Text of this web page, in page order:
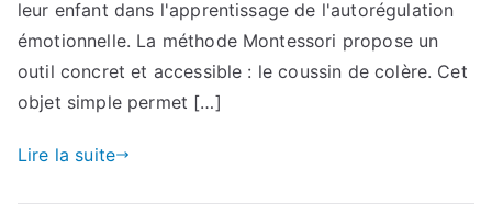
leur enfant dans l'apprentissage de l'autorégulation
émotionnelle. La méthode Montessori propose un
outil concret et accessible : le coussin de colère. Cet
objet simple permet […]
Lire la suite